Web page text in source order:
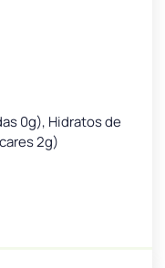
0g), Hidratos de
2g)